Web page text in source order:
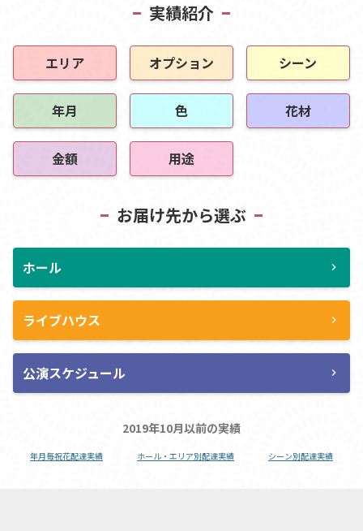
実績紹介
エリア オプション シーン
年月 色 花材
金額 用途
お届け先から選ぶ
ホール chevron_right
ライブハウス chevron_right
公演スケジュール chevron_right
2019年10月以前の実績
年月毎祝花配達実績 ホール・エリア別配達実績 シーン別配達実績